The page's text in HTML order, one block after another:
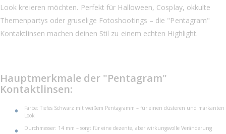
Look kreieren möchten. Perfekt für Halloween, Cosplay, okkulte
Themenpartys oder gruselige Fotoshootings – die "Pentagram"
Kontaktlinsen machen deinen Stil zu einem echten Highlight.
Hauptmerkmale der "Pentagram"
Kontaktlinsen:
Farbe: Tiefes Schwarz mit weißem Pentagramm – für einen düsteren und markanten
Look
Durchmesser: 14 mm – sorgt für eine dezente, aber wirkungsvolle Veränderung